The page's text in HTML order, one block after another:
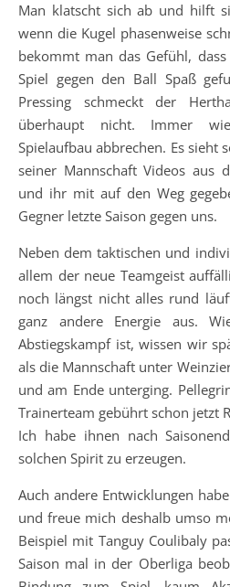
Man klatscht sich ab und hilft
wenn die Kugel phasenweise
bekommt man das Gefühl,
Spiel gegen den Ball Spaß
Pressing schmeckt der
überhaupt nicht. Immer
Spielaufbau abbrechen. Es sieht
seiner Mannschaft Videos aus
und ihr mit auf den Weg
Gegner letzte Saison gegen uns.
Neben dem taktischen und
allem der neue Teamgeist
noch längst nicht alles rund
ganz andere Energie aus.
Abstiegskampf ist, wissen wir
als die Mannschaft unter
und am Ende unterging.
Trainerteam gebührt schon jetzt
Ich habe ihnen nach
solchen Spirit zu erzeugen.
Auch andere Entwicklungen
und freue mich deshalb umso
Beispiel mit Tanguy Coulibaly
Saison mal in der Oberliga